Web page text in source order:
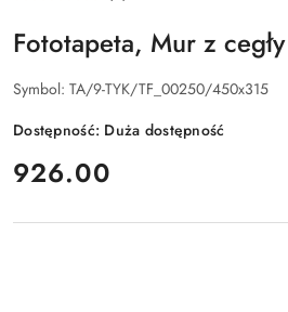
Fototapeta, Mur z
Symbol: TA/9-TYK/TF_00250/450x315
Dostępność: Duża dostępność
cena:
926.00